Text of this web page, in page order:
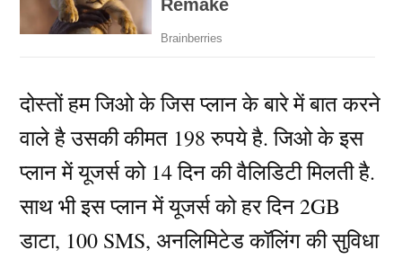
दोस्तों हम जिओ के जिस प्लान के बारे में बात करने
वाले है उसकी कीमत 198 रुपये है. जिओ के इस
प्लान में यूजर्स को 14 दिन की वैलिडिटी मिलती है.
साथ भी इस प्लान में यूजर्स को हर दिन 2GB
डाटा, 100 SMS, अनलिमिटेड कॉलिंग की सुविधा